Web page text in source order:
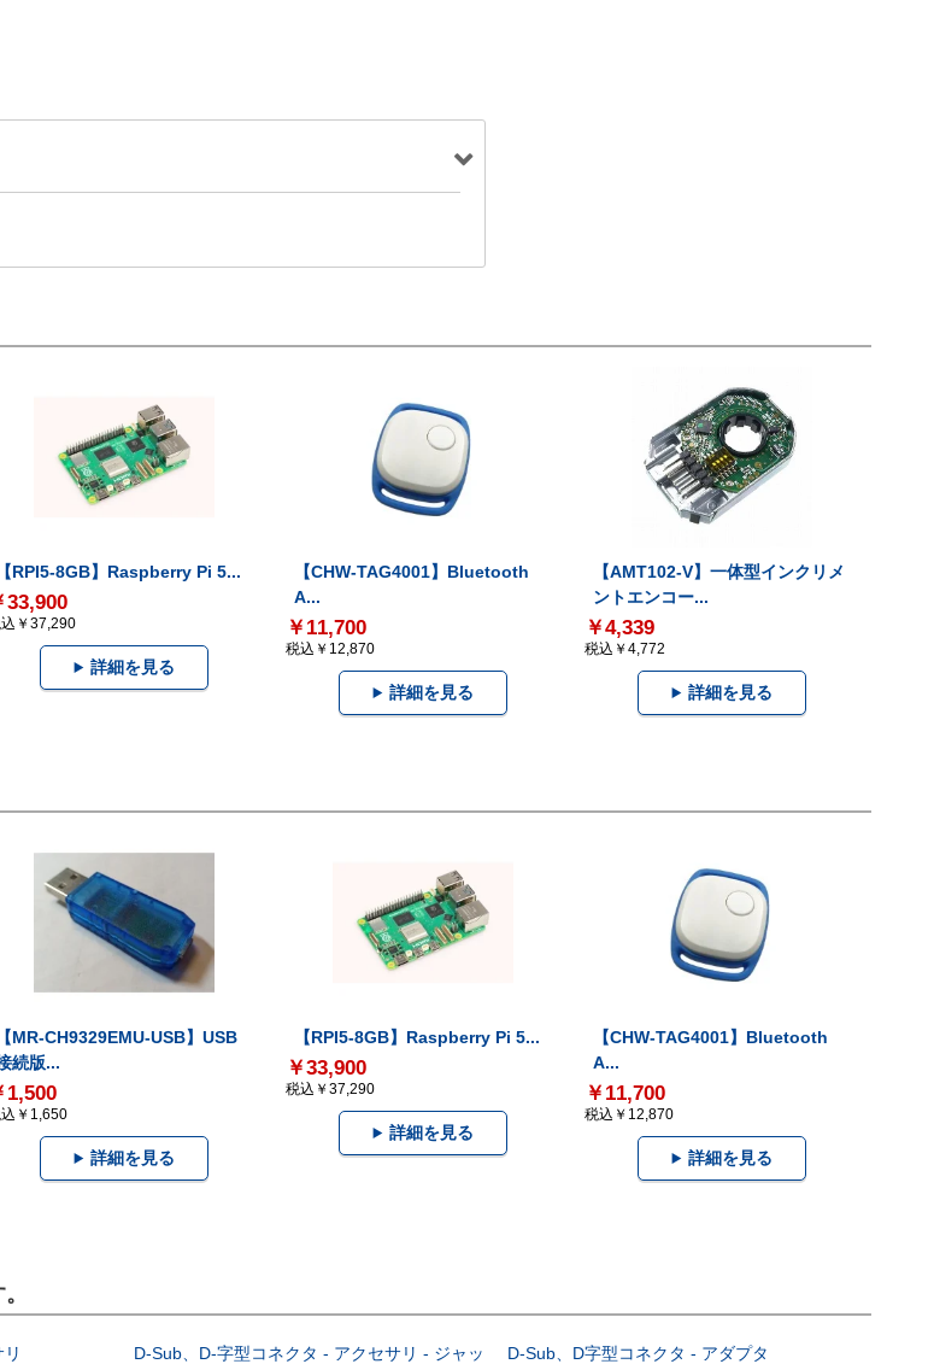
【RPI5-8GB】Raspberry Pi 5...
33,900
￥37,290
詳細を見る
【CHW-TAG4001】Bluetooth
A...
￥11,700
税込￥12,870
詳細を見る
【AMT102-V】一体型インクリメ
ントエンコー...
￥4,339
税込￥4,772
詳細を見る
【MR-CH9329EMU-USB】USB
続版...
1,500
￥1,650
詳細を見る
【RPI5-8GB】Raspberry Pi 5...
￥33,900
税込￥37,290
詳細を見る
【CHW-TAG4001】Bluetooth
A...
￥11,700
税込￥12,870
詳細を見る
D-Sub、D-字型コネクタ - アクセサリ - ジャッ
D-Sub、D字型コネクタ - アダプタ